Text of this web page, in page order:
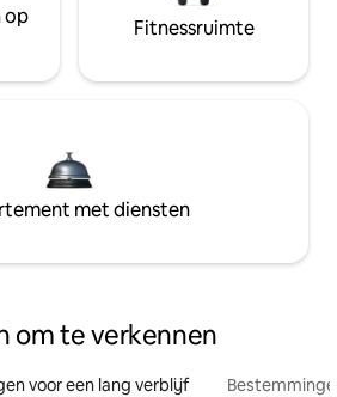
op
Fitnessruimte
met diensten
om te verkennen
voor een lang verblijf